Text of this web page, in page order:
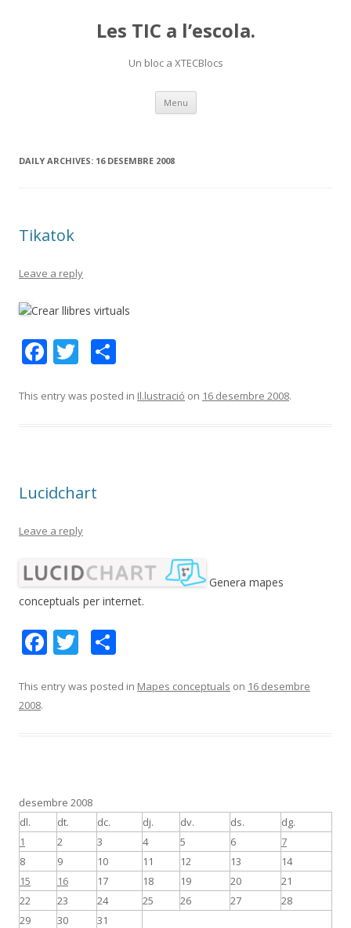
Les TIC a l’escola.
Un bloc a XTECBlocs
Menu Skip
content
DAILY ARCHIVES: 16 DESEMBRE 2008
Tikatok
Leave a reply
Crear llibres virtuals
F
e
k
T
itt m
This entry was posted in Il.lustració on 16 desembre 2008.
Lucidchart
Leave a reply
Genera mapes
conceptuals per internet.
F
e
k
T
itt m
This entry was posted in Mapes conceptuals on 16 desembre
2008.
desembre 2008
dl.
dt. dc. dj. dv. ds. dg.
1 2 3 4 5 6
7
8
9 10 11 12 13
14
15
16 17 18 19 20
21
22
23 24 25 26 27
28
29
30 31